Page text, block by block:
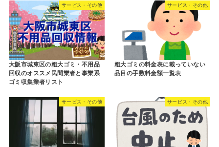
サービス・その他
大阪市城東区の粗大ゴミ・不用品
回収のオススメ民間業者と事業系
ゴミ収集業者リスト
サービス・その他
粗大ゴミの料金表に載っていない
品目の手数料金額一覧表
サービス・その他 サービス・その他